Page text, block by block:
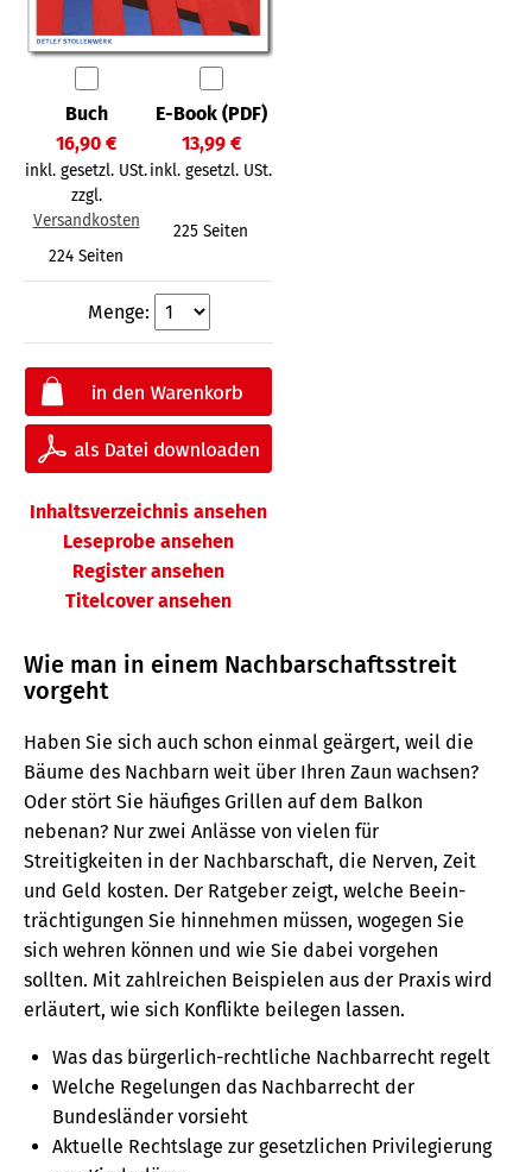
Buch
16,90 €
inkl. gesetzl. USt.
zzgl.
Versandkosten
224 Seiten
E-Book (PDF)
13,99 €
inkl. gesetzl. USt.
225 Seiten
Menge:
Inhaltsverzeichnis ansehen
Leseprobe ansehen
Register ansehen
Titelcover ansehen
Wie man in einem Nachbarschaftsstreit
vorgeht
Haben Sie sich auch schon einmal geärgert, weil die
Bäume des Nachbarn weit über Ihren Zaun wachsen?
Oder stört Sie häufiges Grillen auf dem Balkon
nebenan? Nur zwei Anlässe von vielen für
Streitigkeiten in der Nachbarschaft, die Nerven, Zeit
und Geld kosten. Der Ratgeber zeigt, welche Beein­
träch­ti­gungen Sie hin­nehmen müssen, wogegen Sie
sich wehren können und wie Sie dabei vorgehen
sollten. Mit zahlreichen Beispielen aus der Praxis wird
erläutert, wie sich Konflikte beilegen lassen.
Was das bürgerlich-rechtliche Nachbarrecht regelt
Welche Regelungen das Nachbarrecht der
Bundesländer vorsieht
Aktuelle Rechtslage zur gesetzlichen Privilegierung